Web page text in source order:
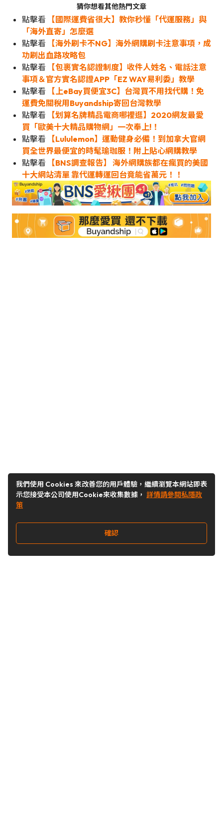
猜你想看其他熱門文章
點擊看
【國際運費省很大】教你秒懂「代運服務」與
「海外直寄」怎麼選
點擊看
【海外刷卡不NG】海外網購刷卡注意事項，成
功刷出血路攻略包
點擊看
【包裹實名認證制度】收件人姓名、電話注意
事項＆官方實名認證APP「EZ WAY易利委」教學
點擊看
【上eBay買便宜3C】台灣買不用找代購！免
運費免關稅用Buyandship寄回台灣教學
點擊看
【划算名牌精品電商哪裡逛】2020網友最愛
買「歐美十大精品購物網」一次奉上!！
點擊看
【Lululemon】運動健身必備！到加拿大官網
買全世界最便宜的時髦瑜珈服！附上貼心網購教學
點擊看
【BNS調查報告】 海外網購族都在瘋買的美國
十大網站清單 靠代運轉運回台竟能省萬元！！
我們使用 Cookies 來改善您的用戶體驗，繼續瀏覽本網站即表
示您接受本公司使用Cookie來收集數據， 詳情請參閱私隱政
策
確認